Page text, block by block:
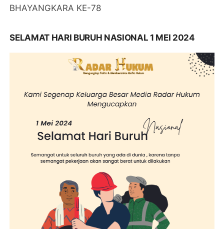
BHAYANGKARA KE-78
SELAMAT HARI BURUH NASIONAL 1 MEI 2024